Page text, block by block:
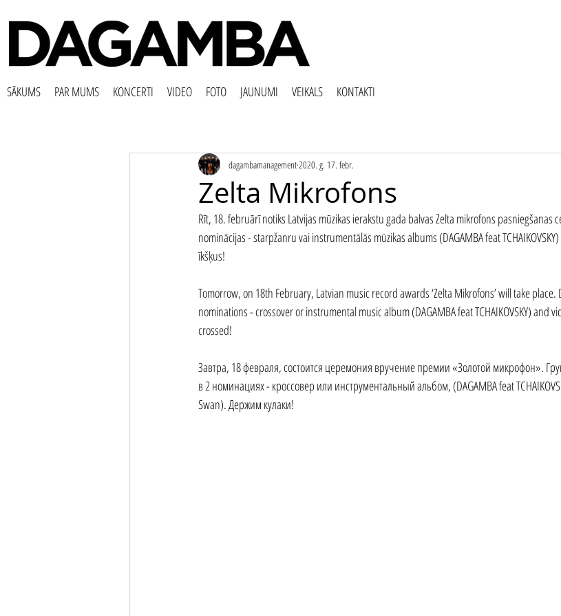
SĀKUMS PAR MUMS KONCERTI VIDEO FOTO JAUNUMI VEIKALS KONTAKTI
Zelta Mikrofons
dagambamanagement2020. g. 17. febr.
Rīt, 18. februārī notiks Latvijas mūzikas ierakstu gada balvas Zelta mikrofons pasniegšanas
nominācijas - starpžanru vai instrumentālās mūzikas albums (DAGAMBA feat
īkšķus!
Tomorrow, on 18th February, Latvian music record awards ‘Zelta Mikrofons’ will take place.
nominations - crossover or instrumental music album (DAGAMBA feat TCHAIKOVSKY) and
crossed!
Завтра, 18 февраля, состоится церемония вручение премии «Золотой микрофон».
в 2 номинациях - кроссовер или инструментальный альбом, (DAGAMBA feat
Swan). Держим кулаки!